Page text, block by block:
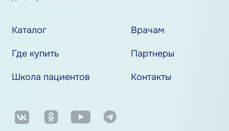
Каталог
Врачам
Где купить
Партнеры
Школа пациентов
Контакты